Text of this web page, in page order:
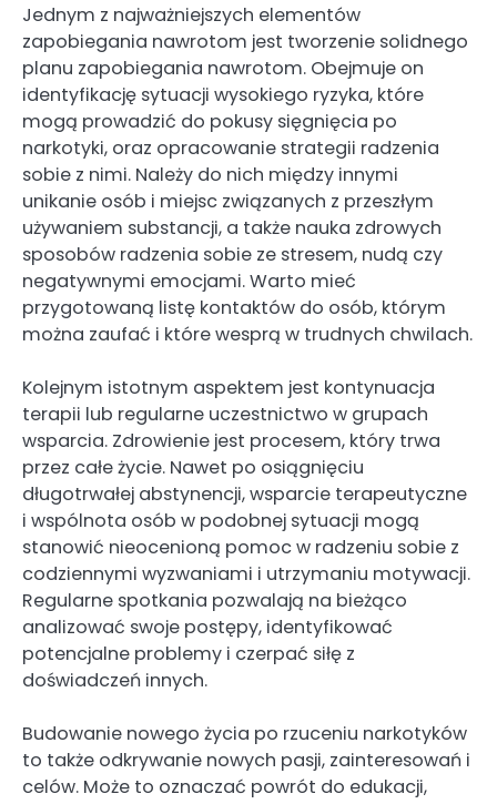
Jednym z najważniejszych elementów
zapobiegania nawrotom jest tworzenie solidnego
planu zapobiegania nawrotom. Obejmuje on
identyfikację sytuacji wysokiego ryzyka, które
mogą prowadzić do pokusy sięgnięcia po
narkotyki, oraz opracowanie strategii radzenia
sobie z nimi. Należy do nich między innymi
unikanie osób i miejsc związanych z przeszłym
używaniem substancji, a także nauka zdrowych
sposobów radzenia sobie ze stresem, nudą czy
negatywnymi emocjami. Warto mieć
przygotowaną listę kontaktów do osób, którym
można zaufać i które wesprą w trudnych chwilach.
Kolejnym istotnym aspektem jest kontynuacja
terapii lub regularne uczestnictwo w grupach
wsparcia. Zdrowienie jest procesem, który trwa
przez całe życie. Nawet po osiągnięciu
długotrwałej abstynencji, wsparcie terapeutyczne
i wspólnota osób w podobnej sytuacji mogą
stanowić nieocenioną pomoc w radzeniu sobie z
codziennymi wyzwaniami i utrzymaniu motywacji.
Regularne spotkania pozwalają na bieżąco
analizować swoje postępy, identyfikować
potencjalne problemy i czerpać siłę z
doświadczeń innych.
Budowanie nowego życia po rzuceniu narkotyków
to także odkrywanie nowych pasji, zainteresowań i
celów. Może to oznaczać powrót do edukacji,